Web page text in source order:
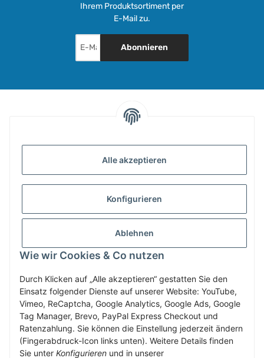
Alle akzeptieren
Konfigurieren
Ablehnen
Wie wir Cookies & Co nutzen
Durch Klicken auf „Alle akzeptieren“ gestatten Sie den
Einsatz folgender Dienste auf unserer Website: YouTube,
Vimeo, ReCaptcha, Google Analytics, Google Ads, Google
Tag Manager, Brevo, PayPal Express Checkout und
Ratenzahlung. Sie können die Einstellung jederzeit ändern
(Fingerabdruck-Icon links unten). Weitere Details finden
Sie unter Konfigurieren und in unserer
Ihrem Produktsortiment per
E-Mail zu.
Abonnieren
GESETZLICHE INFORMATIONEN
ZAHLUNG & VERSAND
MEIN KONTO
Vertrag widerrufen
* Alle Preise inkl. gesetzlicher USt., zzgl.Versand